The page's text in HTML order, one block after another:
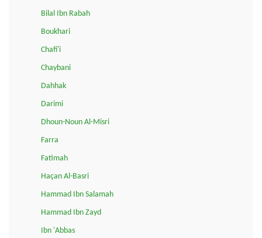
Bilal Ibn Rabah
Boukhari
Chafi'i
Chaybani
Dahhak
Darimi
Dhoun-Noun Al-Misri
Farra
Fatimah
Haçan Al-Basri
Hammad Ibn Salamah
Hammad Ibn Zayd
Ibn 'Abbas